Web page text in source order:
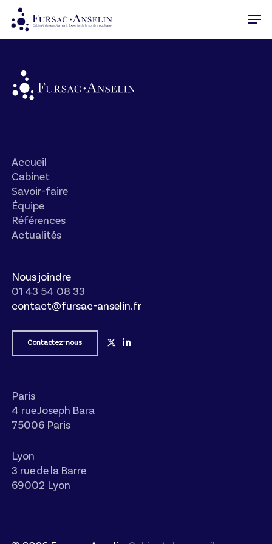
Skip
Accueil
Cabinet
Savoir-faire
Équipe
Références
Actualités
Nous joindre
01 43 54 08 33
contact@fursac-anselin.fr
Contactez-nous
Paris
4 rue Joseph Bara
75006 Paris
Lyon
3 rue de la Barre
69002 Lyon
Close